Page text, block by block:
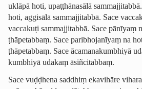
uklāpā hoti, upaṭṭhānasālā
hoti, aggisālā sammajjitabbā. Sace
vaccakuṭi sammajjitabbā. Sace pānīyaṃ
ṭhāpetab­baṃ. Sace paribhojanīyaṃ na
ṭhāpetab­baṃ. Sace ācama­na­kumbhiyā
kumbhiyā udakaṃ āsiñcitabbaṃ.
Sace vuḍḍhena saddhiṃ ekavihāre